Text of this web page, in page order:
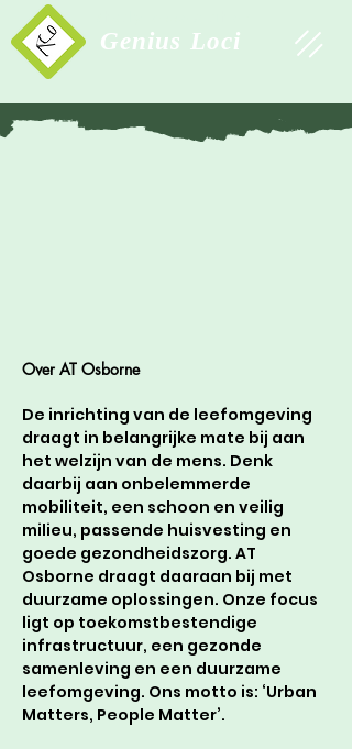
Genius Loci
Over AT Osborne
De inrichting van de leefomgeving
draagt in belangrijke mate bij aan
het welzijn van de mens. Denk
daarbij aan onbelemmerde
mobiliteit, een schoon en veilig
milieu, passende huisvesting en
goede gezondheidszorg. AT
Osborne draagt daaraan bij met
duurzame oplossingen. Onze focus
ligt op toekomstbestendige
infrastructuur, een gezonde
samenleving en een duurzame
leefomgeving. Ons motto is: ‘Urban
Matters, People Matter’.